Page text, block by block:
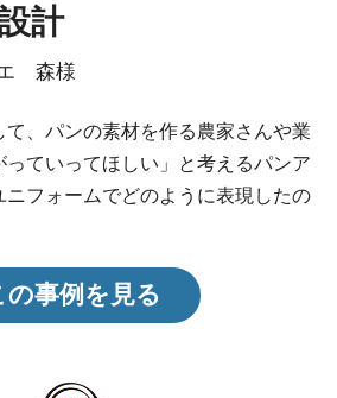
計
森様
て、パンの素材を作る農家さんや業
ていってほしい」と考えるパンア
ニフォームでどのように表現したの
の事例を見る